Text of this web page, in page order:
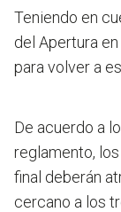
Teniendo en
del Apertura
para volver a
De acuerdo a
reglamento,
final deberán
cercano a los